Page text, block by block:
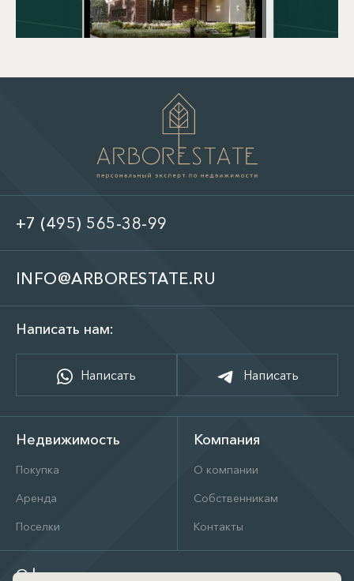
+7 (495) 565-38-99
INFO@ARBORESTATE.RU
Написать нам:
Написать Написать
Недвижимость
Покупка
Аренда
Поселки
Компания
О компании
Собственникам
Контакты
Офис